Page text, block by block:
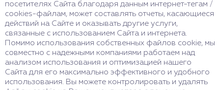
посетителях Сайта благодаря данным интернет-тегам /
cookies-файлам, может составлять отчеты, касающиеся
действий на Сайте и оказывать другие услуги,
связанные с использованием Сайта и интернета.
Помимо использования собственных файлов cookie, мы
совместно с надежными компаниями работаем над
анализом использования и оптимизацией нашего
Сайта для его максимально эффективного и удобного
использования. Вы можете контролировать и удалять